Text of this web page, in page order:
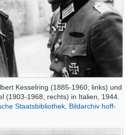
Kesselring (1885-1960; links) und
(1903-1968; rechts) in Italien, 1944.
Staatsbibliothek, Bildarchiv hoff-